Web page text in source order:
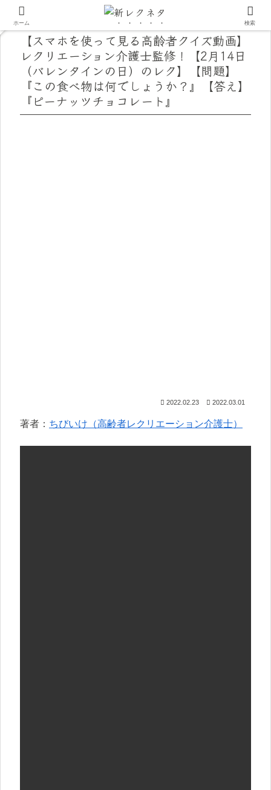
【スマホを使って見る高齢者クイズ動画】
レクリエーション介護士監修！【2月14日
（バレンタインの日）のレク】【問題】
『この食べ物は何でしょうか？』【答え】
『ピーナッツチョコレート』
2022.02.23 2022.03.01
著者： ちびいけ（高齢者レクリエーション介護士）
ホーム 検索